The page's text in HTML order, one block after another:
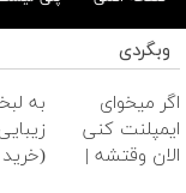
وبگردی
اگر میخوای
ایمپلنت کنی
الان وقتشه |
به